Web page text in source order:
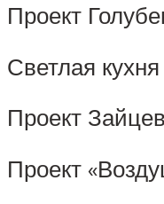
Проект
Светлая кухня
Проект
Проект